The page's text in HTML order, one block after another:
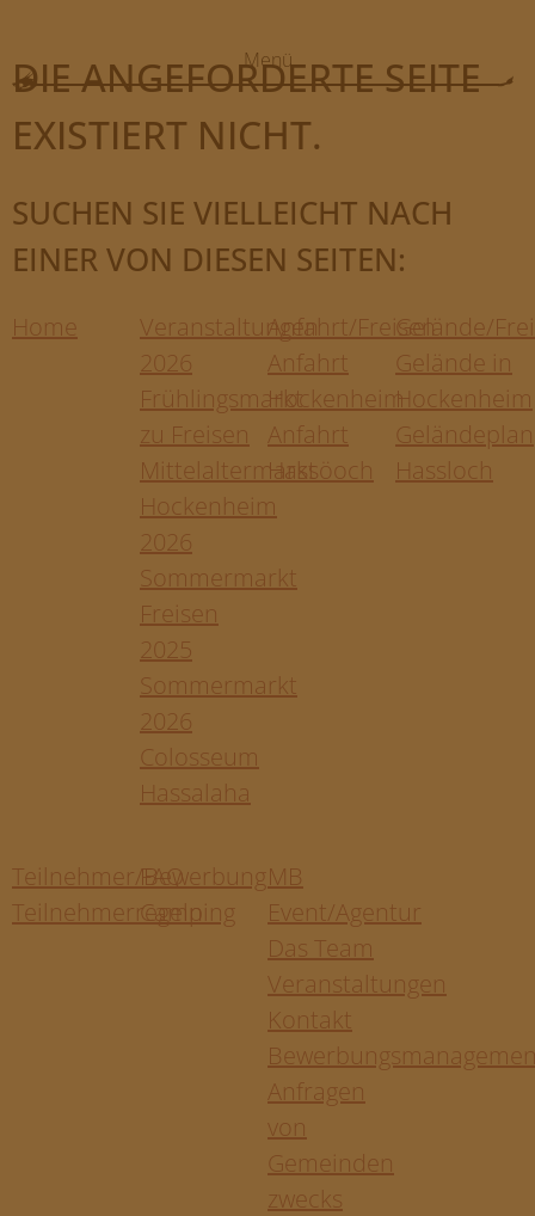
Menü
VERANSTALTUNGEN
FOTOS
ANFAHRT/FREISEN
TEILNEHMER/BEWERBUNG
MB EVENT/AGENTUR
DIE ANGEFORDERTE SEITE
EXISTIERT NICHT.
SUCHEN SIE VIELLEICHT NACH
EINER VON DIESEN SEITEN:
Home
Veranstaltungen
2026
Frühlingsmarkt
zu Freisen
Mittelaltermarkt
Hockenheim
2026
Sommermarkt
Freisen
2025
Sommermarkt
2026
Colosseum
Hassalaha
Anfahrt/Freisen
Anfahrt
Hockenheim
Anfahrt
Hassöoch
Gelände/
Gelände in
Hockenheim
Geländeplan
Hassloch
Teilnehmer/Bewerbung
Teilnehmerregeln
FAQ
Camping
MB
Event/Agentur
Das Team
Veranstaltungen
Kontakt
Anfragen
von
Gemeinden
zwecks